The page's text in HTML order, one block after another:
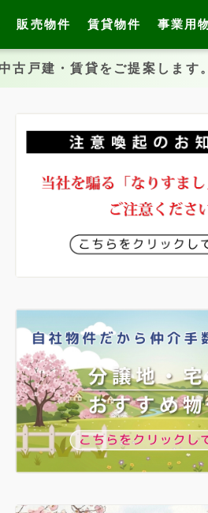
販売物件 賃貸物件 事業用
古戸建・賃貸をご提案します。